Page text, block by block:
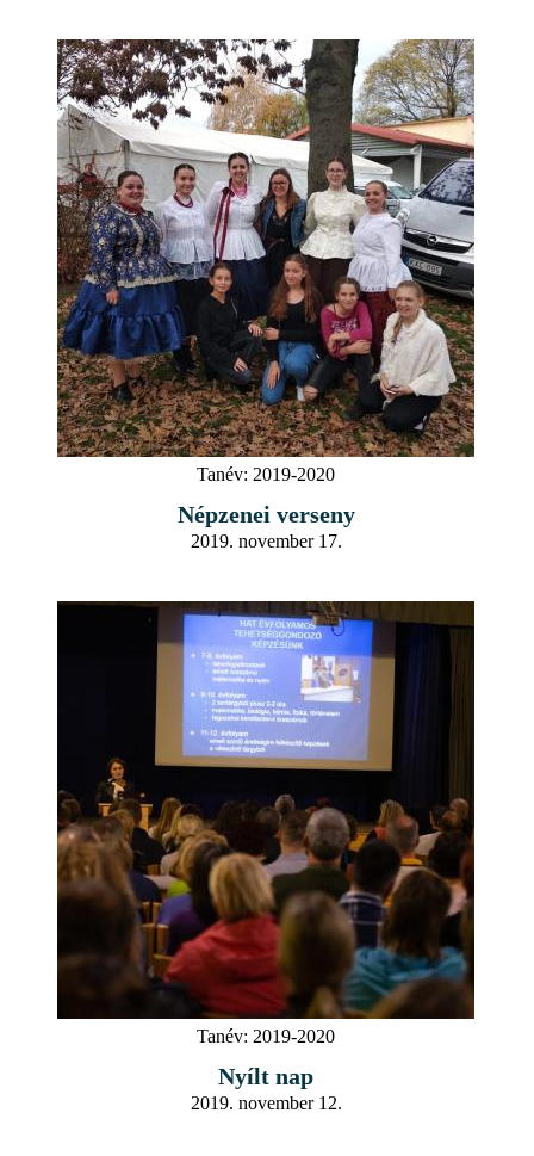
Tanév: 2019-2020
Népzenei verseny
2019. november 17.
Tanév: 2019-2020
Nyílt nap
2019. november 12.